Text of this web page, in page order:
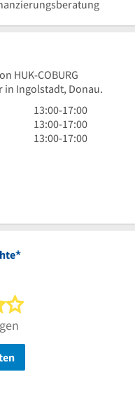
HUK-COBURG
Ingolstadt, Donau.
13
Uhr
bis
13:00-17:00
13
Uhr
13:00-17:00
13
13:00-17:00
*
4 von 5 Sternen